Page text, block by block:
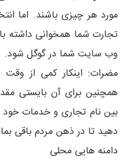
مورد هر چیزی باشند. اما
تجارت شما همخوانی داشته
وب سایت شما در گوگل شود.
مضرات: اینکار کمی از
همچنین برای آن بایستی
بین نام تجاری و خدمات خود
دهید تا در ذهن مردم باقی
دامنه هایی محلی